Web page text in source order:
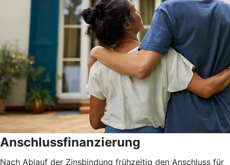
Anschlussfinanzierung
Nach Ablauf der Zinsbindung frühzeitig den Anschluss für